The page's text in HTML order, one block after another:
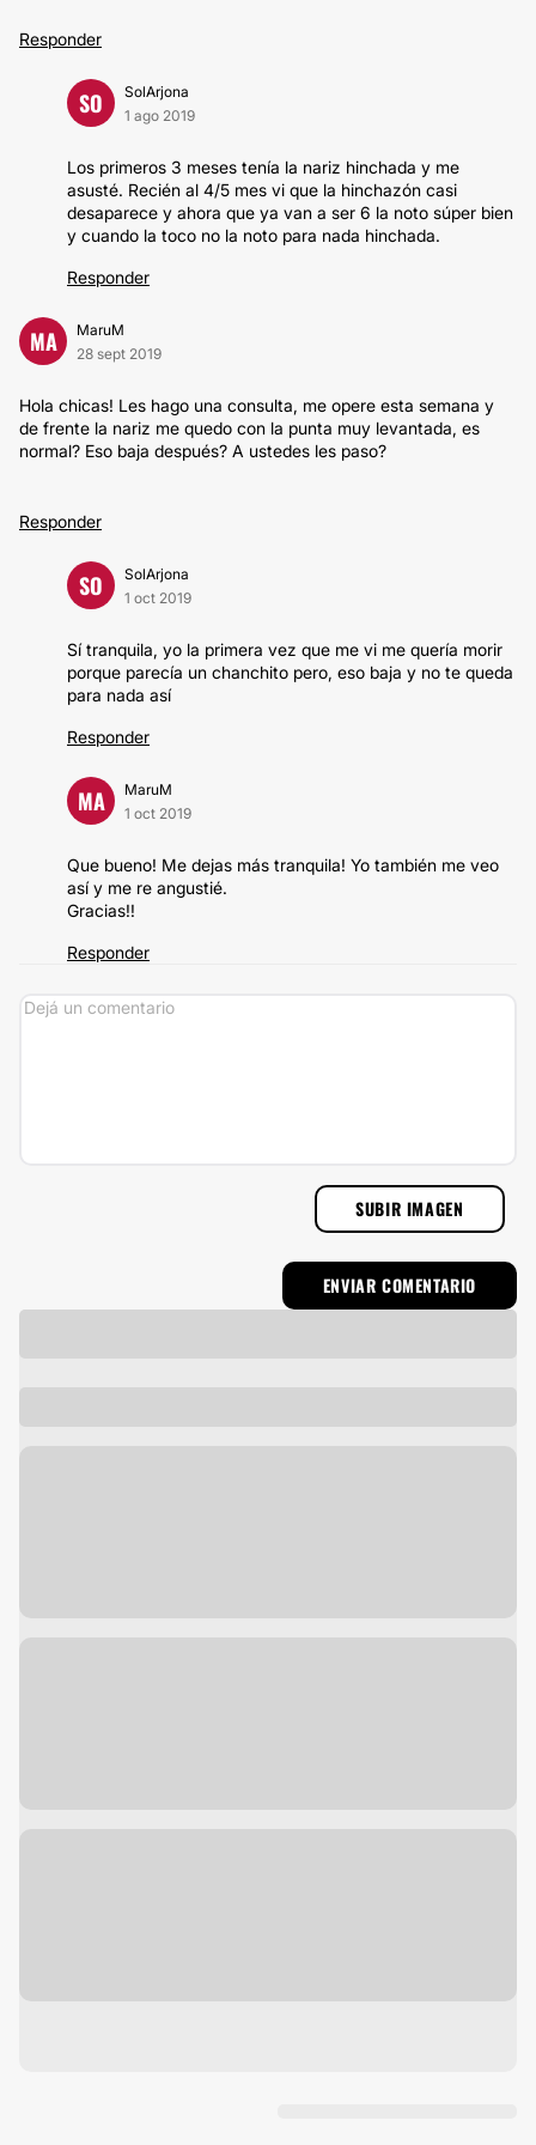
Responder
SO
SolArjona
1 ago 2019
Los primeros 3 meses tenía la nariz hinchada y me
asusté. Recién al 4/5 mes vi que la hinchazón casi
desaparece y ahora que ya van a ser 6 la noto súper bien
y cuando la toco no la noto para nada hinchada.
Responder
MA
MaruM
28 sept 2019
Hola chicas! Les hago una consulta, me opere esta semana y
de frente la nariz me quedo con la punta muy levantada, es
normal? Eso baja después? A ustedes les paso?
Responder
SO
SolArjona
1 oct 2019
Sí tranquila, yo la primera vez que me vi me quería morir
porque parecía un chanchito pero, eso baja y no te queda
para nada así
Responder
MA
MaruM
1 oct 2019
Que bueno! Me dejas más tranquila! Yo también me veo
así y me re angustié.
Gracias!!
Responder
SUBIR IMAGEN